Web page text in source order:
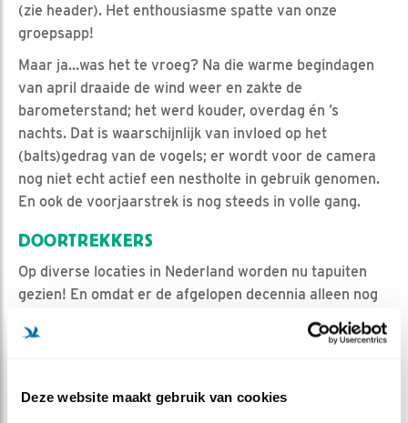
Deze website maakt gebruik van cookies
(zie header). Het enthousiasme spatte van onze
groepsapp!
Maar ja…was het te vroeg? Na die warme begindagen
van april draaide de wind weer en zakte de
barometerstand; het werd kouder, overdag én ’s
nachts. Dat is waarschijnlijk van invloed op het
(balts)gedrag van de vogels; er wordt voor de camera
nog niet echt actief een nestholte in gebruik genomen.
En ook de voorjaarstrek is nog steeds in volle gang.
DOORTREKKERS
Op diverse locaties in Nederland worden nu tapuiten
gezien! En omdat er de afgelopen decennia alleen nog
noemen we die waarnemingen in den lande
uit te rusten, te eten en te drinken, bij te komen en te